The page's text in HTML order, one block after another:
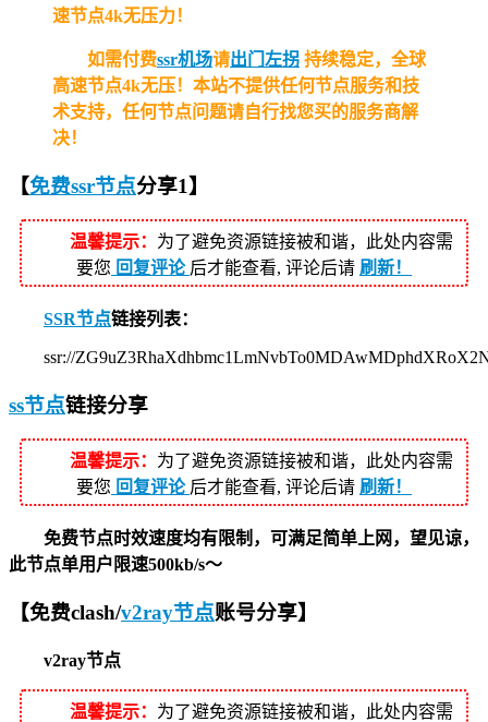
速节点4k无压力！
如需付费ssr机场请出门左拐 持续稳定，全球
高速节点4k无压！ 本站不提供任何节点服务和技
术支持，任何节点问题请自行找您买的服务商解
决！
【免费ssr节点分享1】
温馨提示： 为了避免资源链接被和谐，此处内容需
要您 回复评论 后才能查看, 评论后请 刷新！
SSR节点链接列表：
ssr://
ss节点链接分享
温馨提示： 为了避免资源链接被和谐，此处内容需
要您 回复评论 后才能查看, 评论后请 刷新！
免费节点时效速度均有限制，可满足简单上网，望见谅，
此节点单用户限速500kb/s～
【免费clash/v2ray节点账号分享】
v2ray节点
温馨提示： 为了避免资源链接被和谐，此处内容需